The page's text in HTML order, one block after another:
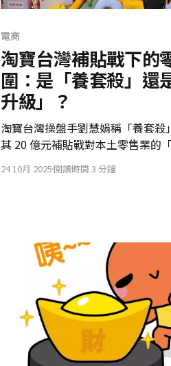
電商
淘寶台灣補貼戰下的
圍：是「養套殺」還
升級」？
淘寶台灣操盤手劉慧娟稱「養套殺
其 20 億元補貼戰對本土零售業的
容忽視。本文深入分析其戰略升級
者在價格戰外，透過「服務加值化
24 10月 2025閱讀時間 3 分鐘